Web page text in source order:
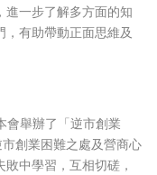
進一步了解多方面的知
有助帶動正面思維及
會舉辦了「逆市創業
創業困難之處及營商心
中學習，互相切磋，